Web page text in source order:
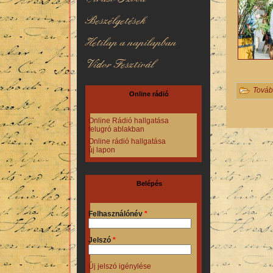
Beszélgetések
Hetilap a napilapban
Vidor Fesztivál
Online rádió
Online Rádió hallgatása
felugró ablakban
Online rádió hallgatása
új lapon
Belépés
Felhasználónév *
Jelszó *
Új jelszó igénylése
Oldalak